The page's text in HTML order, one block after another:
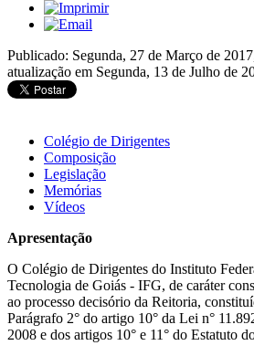
Publicado: Segunda, 27 de Março de
atualização em Segunda, 13 de Julho de
Colégio de Dirigentes
Composição
Legislação
Memórias
Vídeos
Apresentação
O Colégio de Dirigentes do Instituto
Tecnologia de Goiás - IFG, de caráter
ao processo decisório da Reitoria,
Parágrafo 2° do artigo 10° da Lei n°
2008 e dos artigos 10° e 11° do Estatuto